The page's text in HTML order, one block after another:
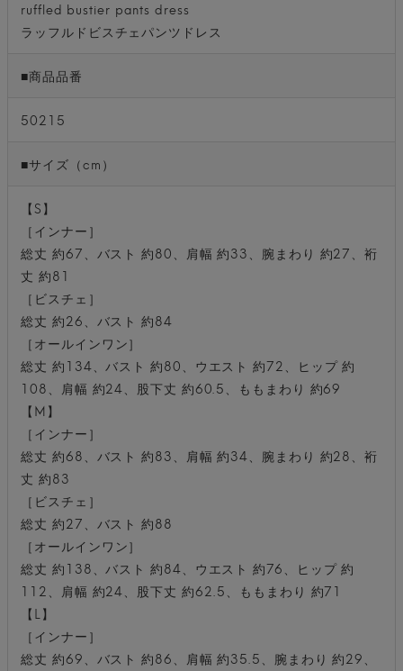
ruffled bustier pants dress
ラッフルドビスチェパンツドレス
■商品品番
50215
■サイズ（cm）
【S】
［インナー］
総丈 約67、バスト 約80、肩幅 約33、腕まわり 約27、裄
丈 約81
［ビスチェ］
総丈 約26、バスト 約84
［オールインワン］
総丈 約134、バスト 約80、ウエスト 約72、ヒップ 約
108、肩幅 約24、股下丈 約60.5、ももまわり 約69
【M】
［インナー］
総丈 約68、バスト 約83、肩幅 約34、腕まわり 約28、裄
丈 約83
［ビスチェ］
総丈 約27、バスト 約88
［オールインワン］
総丈 約138、バスト 約84、ウエスト 約76、ヒップ 約
112、肩幅 約24、股下丈 約62.5、ももまわり 約71
【L】
［インナー］
総丈 約69、バスト 約86、肩幅 約35.5、腕まわり 約29、